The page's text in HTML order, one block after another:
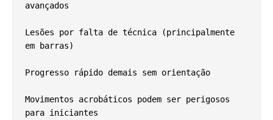
avançados
Lesões por falta de técnica (principalmente
em barras)
Progresso rápido demais sem orientação
Movimentos acrobáticos podem ser perigosos
para iniciantes